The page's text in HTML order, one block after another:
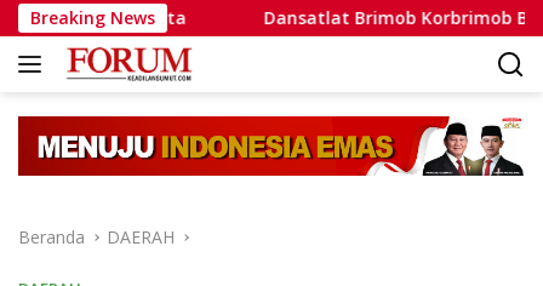
Langsung
ke
konten
Breaking News
Nyata Dansatlat Brimob Korbrimob Buka
Beranda DAERAH